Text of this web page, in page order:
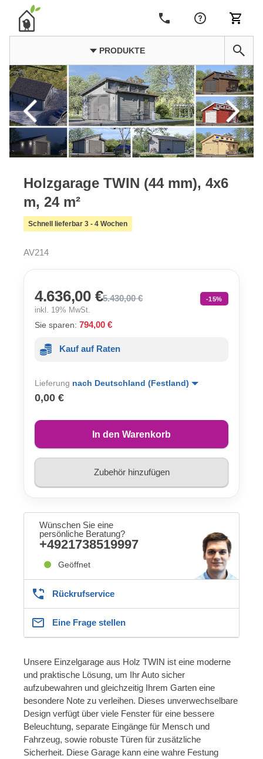
PRODUKTE
Holzgarage TWIN (44 mm), 4x6
m, 24 m²
Schnell lieferbar 3 - 4 Wochen
AV214
4.636,00 €5.430,00 € -15%
inkl. 19% MwSt.
Sie sparen: 794,00 €
Kauf auf Raten
Lieferung nach Deutschland (Festland)
0,00 €
In den Warenkorb
Zubehör hinzufügen
Wünschen Sie eine
persönliche Beratung?
+4921738519997
Geöffnet
Rückrufservice
Eine Frage stellen
Unsere Einzelgarage aus Holz TWIN ist eine moderne
und praktische Lösung, um Ihr Auto sicher
aufzubewahren und gleichzeitig Ihrem Garten eine
besondere Note zu verleihen. Dieses unverwechselbare
Design verfügt über viele Fenster für eine bessere
Beleuchtung, separate Eingänge für Mensch und
Fahrzeug, sowie robuste Türen für zusätzliche
Sicherheit. Diese Garage kann eine wahre Festung